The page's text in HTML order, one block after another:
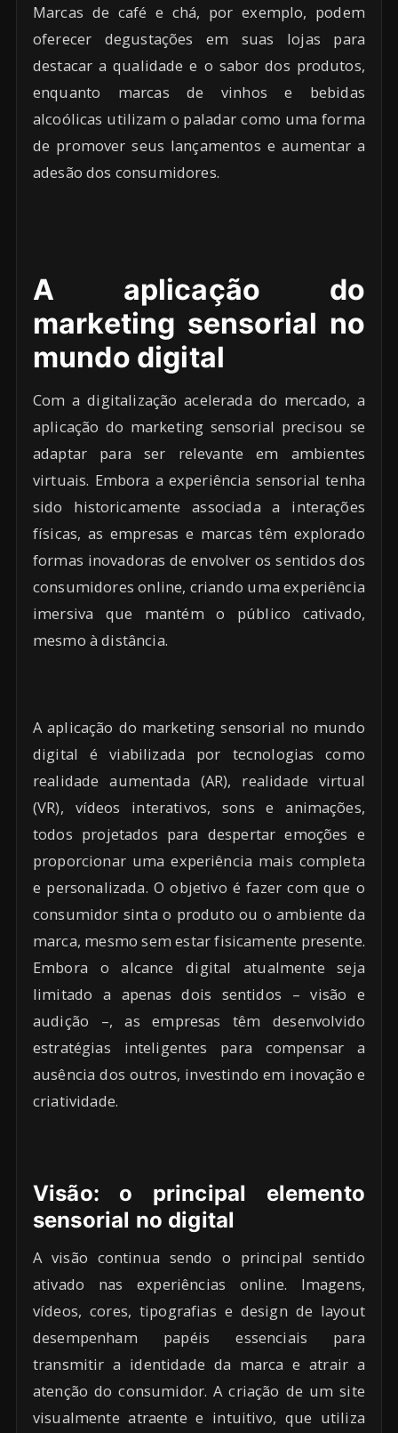
Marcas de café e chá, por exemplo, podem
oferecer degustações em suas lojas para
destacar a qualidade e o sabor dos produtos,
enquanto marcas de vinhos e bebidas
alcoólicas utilizam o paladar como uma forma
de promover seus lançamentos e aumentar a
adesão dos consumidores.
A aplicação do
marketing sensorial no
mundo digital
Com a digitalização acelerada do mercado, a
aplicação do marketing sensorial precisou se
adaptar para ser relevante em ambientes
virtuais. Embora a experiência sensorial tenha
sido historicamente associada a interações
físicas, as empresas e marcas têm explorado
formas inovadoras de envolver os sentidos dos
consumidores online, criando uma experiência
imersiva que mantém o público cativado,
mesmo à distância.
A aplicação do marketing sensorial no mundo
digital é viabilizada por tecnologias como
realidade aumentada (AR), realidade virtual
(VR), vídeos interativos, sons e animações,
todos projetados para despertar emoções e
proporcionar uma experiência mais completa
e personalizada. O objetivo é fazer com que o
consumidor sinta o produto ou o ambiente da
marca, mesmo sem estar fisicamente presente.
Embora o alcance digital atualmente seja
limitado a apenas dois sentidos – visão e
audição –, as empresas têm desenvolvido
estratégias inteligentes para compensar a
ausência dos outros, investindo em inovação e
criatividade.
Visão: o principal elemento
sensorial no digital
A visão continua sendo o principal sentido
ativado nas experiências online. Imagens,
vídeos, cores, tipografias e design de layout
desempenham papéis essenciais para
transmitir a identidade da marca e atrair a
atenção do consumidor. A criação de um site
visualmente atraente e intuitivo, que utiliza